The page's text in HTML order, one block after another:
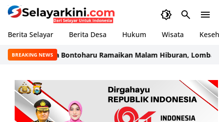
Berita Selayar Berita Desa Hukum Wisata
BREAKING NEWS
Merdeka Bontoharu Ramaikan Malam Hiburan, Lomba